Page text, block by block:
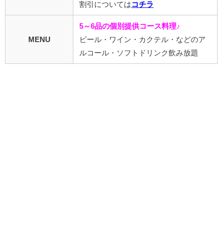
割引については コチラ
MENU
5～6品の個別提供コース料理♪
ビール・ワイン・カクテル・などのア
ルコール・ソフトドリンク飲み放題